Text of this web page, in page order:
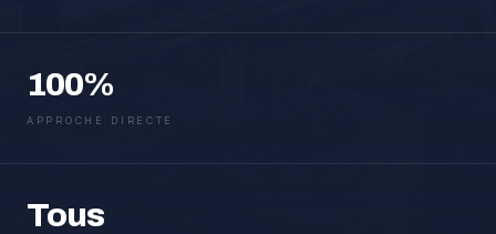
100%
APPROCHE DIRECTE
Tous